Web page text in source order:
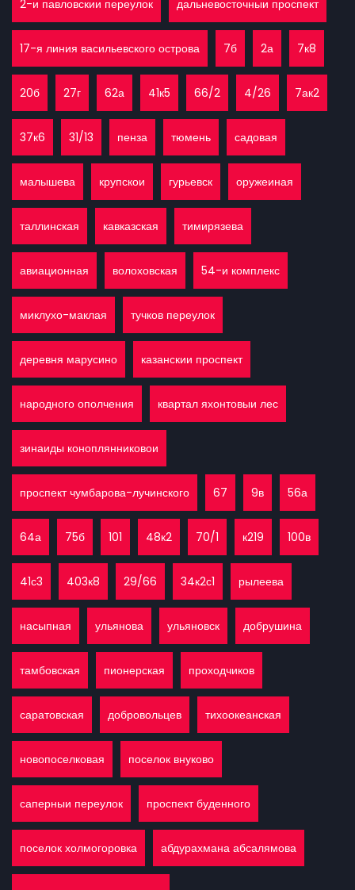
2-и павловскии переулок дальневосточныи проспект
17-я линия васильевского острова 7б 2а 7к8
20б 27г 62а 41к5 66/2 4/26 7ак2
37к6 31/13 пенза тюмень садовая
малышева крупскои гурьевск оружеиная
таллинская кавказская тимирязева
авиационная волоховская 54-и комплекс
миклухо-маклая тучков переулок
деревня марусино казанскии проспект
народного ополчения квартал яхонтовыи лес
зинаиды коноплянниковои
проспект чумбарова-лучинского 67 9в 56а
64а 75б 101 48к2 70/1 к219 100в
41с3 403к8 29/66 34к2с1 рылеева
насыпная ульянова ульяновск добрушина
тамбовская пионерская проходчиков
саратовская добровольцев тихоокеанская
новопоселковая поселок внуково
саперныи переулок проспект буденного
поселок холмогоровка абдурахмана абсалямова